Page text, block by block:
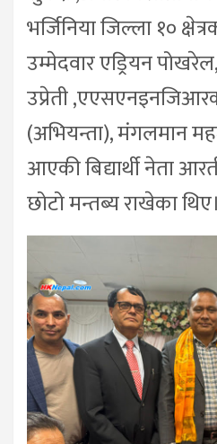
भर्जिनिया जिल्ला १०
उम्मेदवार एड्रियन
उप्रेती
(अभियन्ता), मंगलमान
आएकी बिद्यार्थी नेता
छोटो मन्तब्य राखेका थिए।